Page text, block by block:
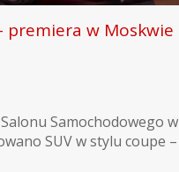
premiera w Moskwie
Samochodowego w
SUV w stylu coupe –